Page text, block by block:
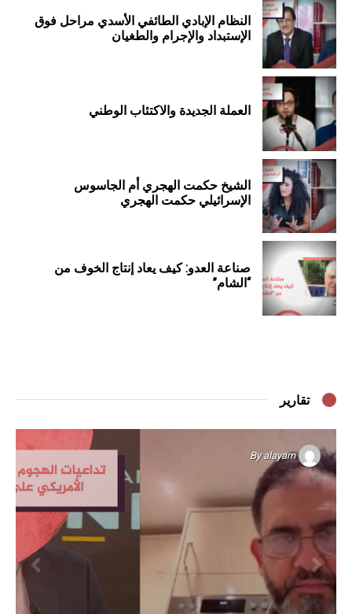
النظام الإبادي الطائفي الأسدي مراحل فوق
الإستبداد والإجرام والطغيان
العملة الجديدة والاكتئاب الوطني
الشيخ حكمت الهجري أم الجاسوس
الإسرائيلي حكمت الهجري
صناعة العدو: كيف يعاد إنتاج الخوف من
“الشام”
تقارير
Byalayam